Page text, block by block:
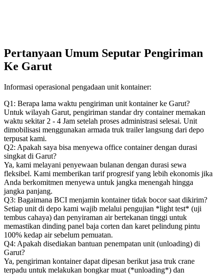
Pertanyaan Umum Seputar Pengiriman
Ke Garut
Informasi operasional pengadaan unit kontainer:
Q1: Berapa lama waktu pengiriman unit kontainer ke Garut?
Untuk wilayah Garut, pengiriman standar dry container memakan
waktu sekitar 2 - 4 Jam setelah proses administrasi selesai. Unit
dimobilisasi menggunakan armada truk trailer langsung dari depo
terpusat kami.
Q2: Apakah saya bisa menyewa office container dengan durasi
singkat di Garut?
Ya, kami melayani penyewaan bulanan dengan durasi sewa
fleksibel. Kami memberikan tarif progresif yang lebih ekonomis jika
Anda berkomitmen menyewa untuk jangka menengah hingga
jangka panjang.
Q3: Bagaimana BCI menjamin kontainer tidak bocor saat dikirim?
Setiap unit di depo kami wajib melalui pengujian *light test* (uji
tembus cahaya) dan penyiraman air bertekanan tinggi untuk
memastikan dinding panel baja corten dan karet pelindung pintu
100% kedap air sebelum pemuatan.
Q4: Apakah disediakan bantuan penempatan unit (unloading) di
Garut?
Ya, pengiriman kontainer dapat dipesan berikut jasa truk crane
terpadu untuk melakukan bongkar muat (*unloading*) dan